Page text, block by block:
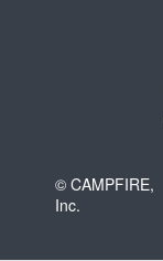
© CAMPFIRE,
Inc.